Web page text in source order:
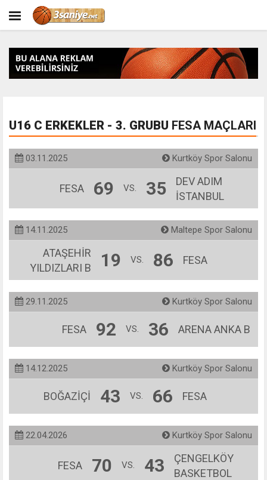
U16 C ERKEKLER - 3. GRUBU FESA MAÇLARI
03.11.2025 Kurtköy Spor Salonu
FESA 69 VS. 35
DEV ADIM
İSTANBUL
14.11.2025 Maltepe Spor Salonu
ATAŞEHİR
YILDIZLARI B
19 VS. 86 FESA
29.11.2025 Kurtköy Spor Salonu
FESA 92 VS. 36 ARENA ANKA B
14.12.2025 Kurtköy Spor Salonu
BOĞAZİÇİ 43 VS. 66 FESA
22.04.2026 Kurtköy Spor Salonu
FESA 70 VS. 43
ÇENGELKÖY
BASKETBOL